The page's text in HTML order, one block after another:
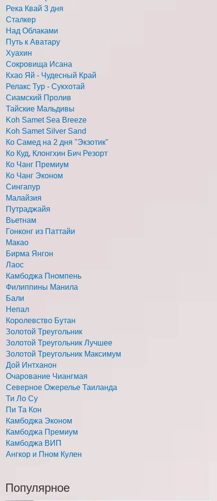
Река Квай 3 дня
Сталкер
Над Облаками
Путь к Аватару
Хуахин
Сокровища Исана
Кхао Яй - Чудесный Край
Релакс Тур - Сукхотай
Сиамский Пролив
Тайские Мальдивы
Koh Samet Sea Breeze
Koh Samet Silver Sand
Ко Самед на 2 дня "Экзотик"
Ко Куд, Клонгхин Бич Резорт
Ко Чанг Премиум
Ко Чанг Эконом
Сингапур
Малайзия
Путраджайя
Вьетнам
Гонконг из Паттайи
Макао
Бирма Янгон
Лаос
Камбоджа Пномпень
Филиппины Манила
Бали
Непал
Королевство Бутан
Золотой Треугольник
Золотой Треугольник Лучшее
Золотой Треугольник Максимум
Дой Интханон
Очарование Чиангмая
Северное Ожерелье Таиланда
Ти Ло Су
Пи Та Кон
Камбоджа Эконом
Камбоджа Премиум
Камбоджа ВИП
Ангкор и Пном Кулен
Популярное